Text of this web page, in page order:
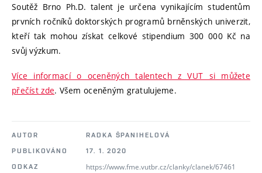
Soutěž Brno Ph.D. talent je určena vynikajícím studentům
prvních ročníků doktorských programů brněnských univerzit,
kteří tak mohou získat celkové stipendium 300 000 Kč na
svůj výzkum.
Více informací o oceněných talentech z VUT si můžete
přečíst zde. Všem oceněným gratulujeme.
AUTOR
RADKA ŠPANIHELOVÁ
PUBLIKOVÁNO
17. 1. 2020
ODKAZ
https://www.fme.vutbr.cz/clanky/clanek/67461